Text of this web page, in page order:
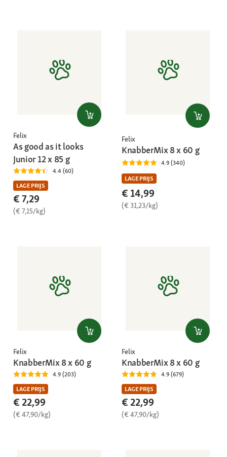
Felix
As good as it looks
Junior 12 x 85 g
4.4 (60)
LAGE PRIJS
€ 7,29
(€ 7,15/kg)
Felix
KnabberMix 8 x 60 g
4.9 (340)
LAGE PRIJS
€ 14,99
(€ 31,23/kg)
Felix
KnabberMix 8 x 60 g
4.9 (203)
LAGE PRIJS
€ 22,99
(€ 47,90/kg)
Felix
KnabberMix 8 x 60 g
4.9 (679)
LAGE PRIJS
€ 22,99
(€ 47,90/kg)